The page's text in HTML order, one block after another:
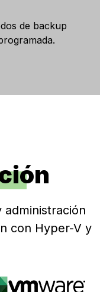
de backup
administración
con Hyper-V y